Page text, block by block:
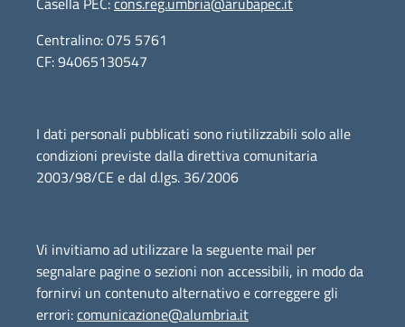
Centralino: 075 5761
CF: 94065130547
I dati personali pubblicati sono riutilizzabili solo alle
condizioni previste dalla direttiva comunitaria
2003/98/CE e dal d.lgs. 36/2006
Vi invitiamo ad utilizzare la seguente mail per
segnalare pagine o sezioni non accessibili, in modo da
fornirvi un contenuto alternativo e correggere gli
errori:comunicazione@alumbria.it